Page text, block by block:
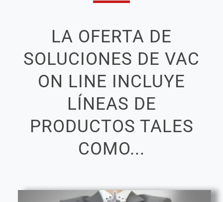
LA OFERTA DE
SOLUCIONES DE VAC
ON LINE INCLUYE
LÍNEAS DE
PRODUCTOS TALES
COMO...